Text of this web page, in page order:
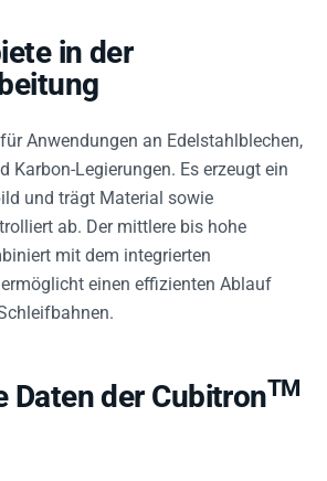
in der
Anwendungen an Edelstahlblechen,
Karbon-Legierungen. Es erzeugt ein
und trägt Material sowie
ab. Der mittlere bis hohe
mit dem integrierten
einen effizienten Ablauf
Daten der CubitronTM